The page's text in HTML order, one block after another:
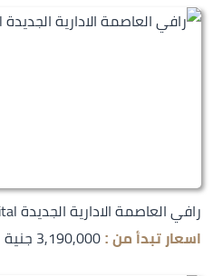
رافي العاصمة الادارية الجديدة Ravie New Capital
اسعار تبدأ من : 3,190,000 جنية